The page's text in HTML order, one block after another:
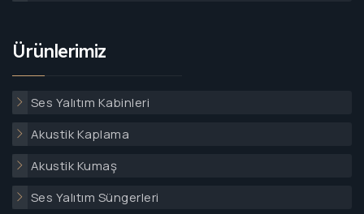
Ürünlerimiz
Ses Yalıtım Kabinleri
Akustik Kaplama
Akustik Kumaş
Ses Yalıtım Süngerleri